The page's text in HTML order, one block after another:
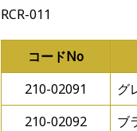
RCR-011
コードNo
210-02091
グ
210-02092
ブ